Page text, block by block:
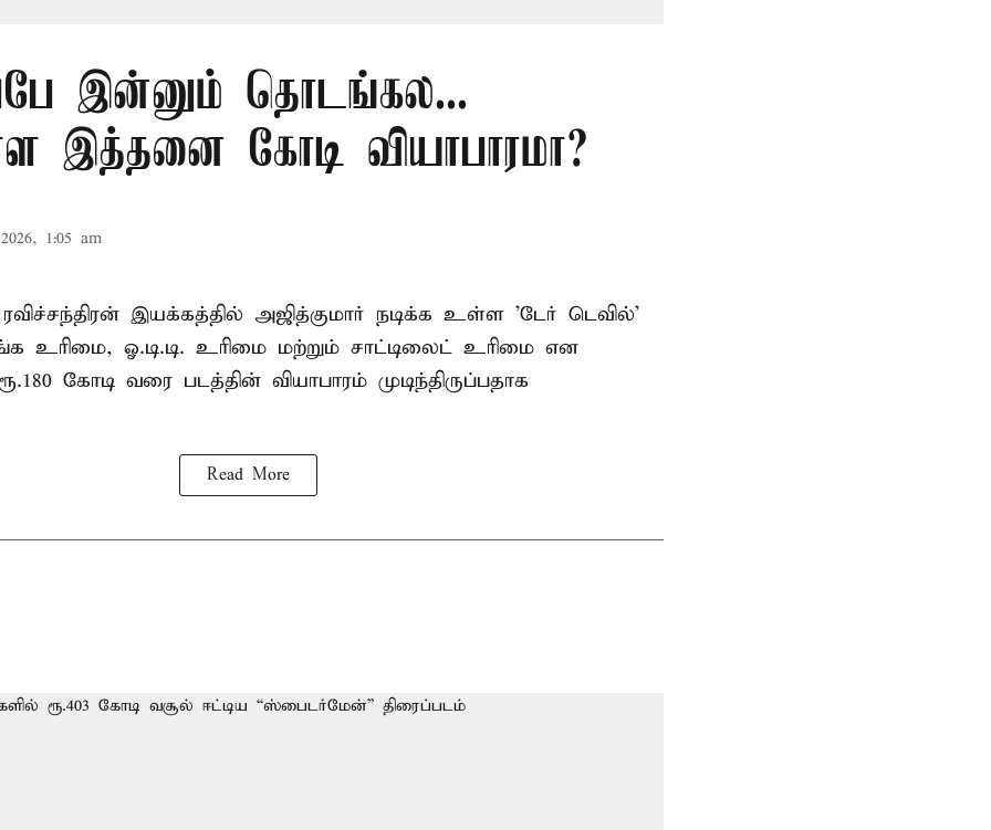
இன்னும் தொடங்கல...
இத்தனை கோடி வியாபாரமா?
1:05 am
இயக்கத்தில் அஜித்குமார் நடிக்க உள்ள 'டேர் டெவில்'
உரிமை, ஓ.டி.டி. உரிமை மற்றும் சாட்டிலைட் உரிமை என
கோடி வரை படத்தின் வியாபாரம் முடிந்திருப்பதாக
Read More